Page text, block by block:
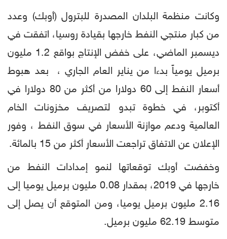
وكانت منظمة البلدان المصدرة للبترول (أوبك) وعدد
من كبار منتجي النفط خارجها بقيادة روسيا، اتفقت في
ديسمبر الماضي، على خفض الإنتاج بواقع 1.2 مليون
برميل يومياً بدءا من يناير العام الجاري ، بعد هبوط
أسعار النفط إلى 60 دولارا من أكثر من 80 دولارا في
أكتوبر، في خطوة تبدو لتصريف مخزونات الخام
العالمية ودعم موازنة الأسعار في سوق النفط ، وفور
الإعلان عن الاتفاق تراجعت الأسعار أكثر من 15 بالمائة.
وخفضت أوبك توقعاتها لنمو إمدادات النفط من
خارجها في 2019، بمقدار 0.08 مليون برميل يوميا إلى
2.16 مليون برميل يوميا، ومن المتوقع أن يصل إلى
متوسط 62.19 مليون برميل.